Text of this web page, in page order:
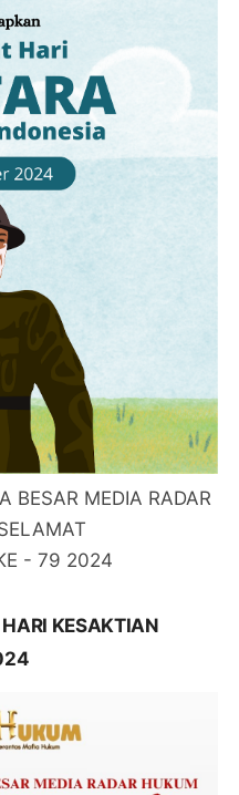
BESAR MEDIA RADAR
- 79 2024
KESAKTIAN